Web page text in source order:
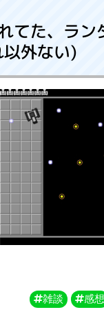
てた、ラ
外ない)
雑談 感想